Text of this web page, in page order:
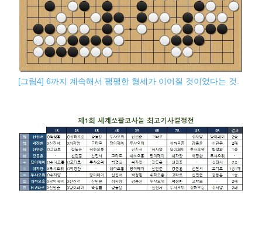
[그림4] 6까지 계속해서 팽팽한 형세가 이어질 것이었다는 것.